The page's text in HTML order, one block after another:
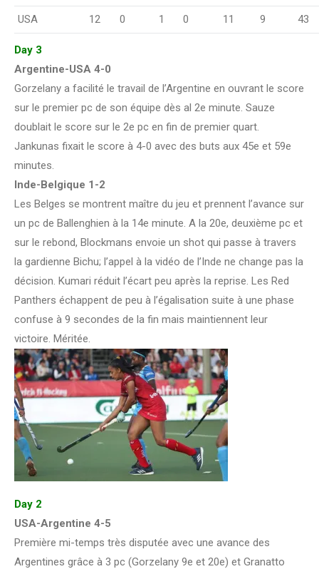
USA 12 0 1 0 11 9 43
Day 3
Argentine-USA 4-0
Gorzelany a facilité le travail de l’Argentine en ouvrant le score
sur le premier pc de son équipe dès al 2e minute. Sauze
doublait le score sur le 2e pc en fin de premier quart.
Jankunas fixait le score à 4-0 avec des buts aux 45e et 59e
minutes.
Inde-Belgique 1-2
Les Belges se montrent maître du jeu et prennent l’avance sur
un pc de Ballenghien à la 14e minute. A la 20e, deuxième pc et
sur le rebond, Blockmans envoie un shot qui passe à travers
la gardienne Bichu; l’appel à la vidéo de l’Inde ne change pas la
décision. Kumari réduit l’écart peu après la reprise. Les Red
Panthers échappent de peu à l’égalisation suite à une phase
confuse à 9 secondes de la fin mais maintiennent leur
victoire. Méritée.
Day 2
USA-Argentine 4-5
Première mi-temps très disputée avec une avance des
Argentines grâce à 3 pc (Gorzelany 9e et 20e) et Granatto